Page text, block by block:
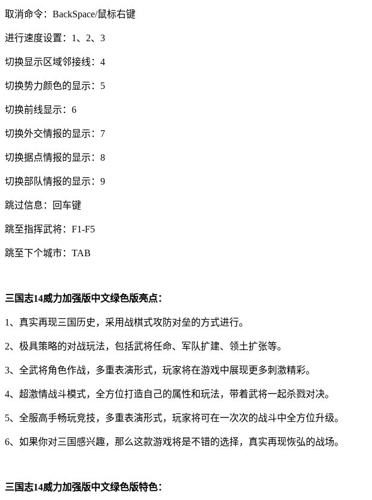
取消命令：BackSpace/鼠标右键
进行速度设置：1、2、3
切换显示区域邻接线：4
切换势力颜色的显示：5
切换前线显示：6
切换外交情报的显示：7
切换据点情报的显示：8
切换部队情报的显示：9
跳过信息：回车键
跳至指挥武将：F1-F5
跳至下个城市：TAB
三国志14威力加强版中文绿色版亮点：
1、真实再现三国历史，采用战棋式攻防对垒的方式进行。
2、极具策略的对战玩法，包括武将任命、军队扩建、领土扩张等。
3、全武将角色作战，多重表演形式，玩家将在游戏中展现更多刺激精彩。
4、超激情战斗模式，全方位打造自己的属性和玩法，带着武将一起杀戮对决。
5、全服高手畅玩竞技，多重表演形式，玩家将可在一次次的战斗中全方位升级。
6、如果你对三国感兴趣，那么这款游戏将是不错的选择，真实再现恢弘的战场。
三国志14威力加强版中文绿色版特色：